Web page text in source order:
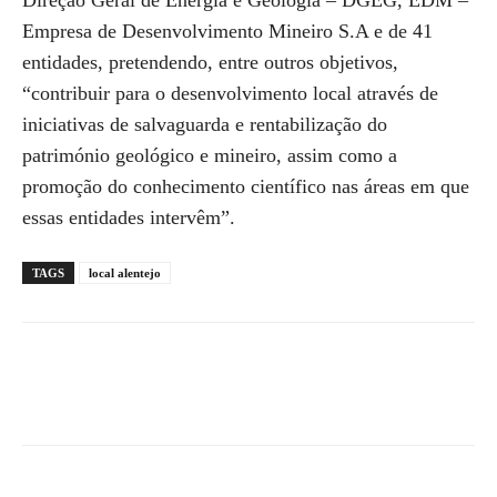
Empresa de Desenvolvimento Mineiro S.A e de 41
entidades, pretendendo, entre outros objetivos,
“contribuir para o desenvolvimento local através de
iniciativas de salvaguarda e rentabilização do
património geológico e mineiro, assim como a
promoção do conhecimento científico nas áreas em que
essas entidades intervêm”.
TAGS local alentejo